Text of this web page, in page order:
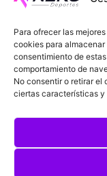
Para ofrecer las
cookies para
consentimiento de
comportamiento de
No consentir o retirar el
ciertas características y
LA LIGA
AVISOS